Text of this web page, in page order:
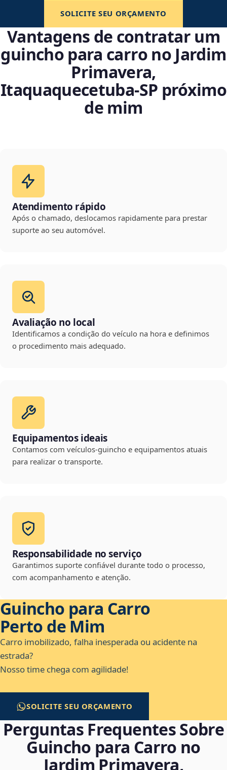
SOLICITE SEU ORÇAMENTO
Vantagens de contratar um
guincho para carro no Jardim
Primavera,
Itaquaquecetuba‑SP próximo
de mim
Atendimento rápido
Após o chamado, deslocamos rapidamente para prestar
suporte ao seu automóvel.
Avaliação no local
Identificamos a condição do veículo na hora e definimos
o procedimento mais adequado.
Equipamentos ideais
Contamos com veículos-guincho e equipamentos atuais
para realizar o transporte.
Responsabilidade no serviço
Garantimos suporte confiável durante todo o processo,
com acompanhamento e atenção.
Guincho para Carro
Perto de Mim
Carro imobilizado, falha inesperada ou acidente na
estrada?
Nosso time chega com agilidade!
SOLICITE SEU ORÇAMENTO
Perguntas Frequentes Sobre
Guincho para Carro no
Jardim Primavera,